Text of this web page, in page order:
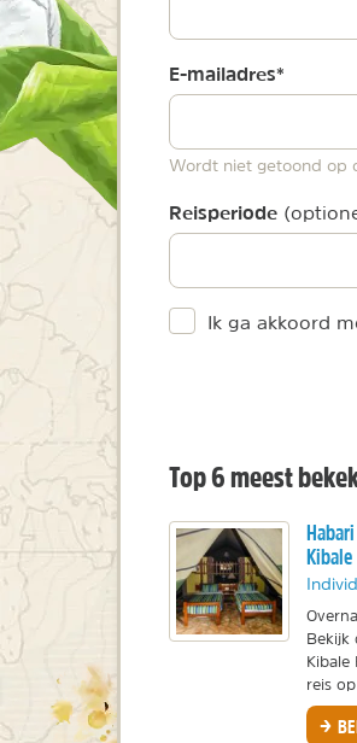
E-mailadres*
Wordt niet getoond op
Reisperiode
Ik ga akkoord
Top 6 meest
Kibale
Bekijk
Kibale
reis